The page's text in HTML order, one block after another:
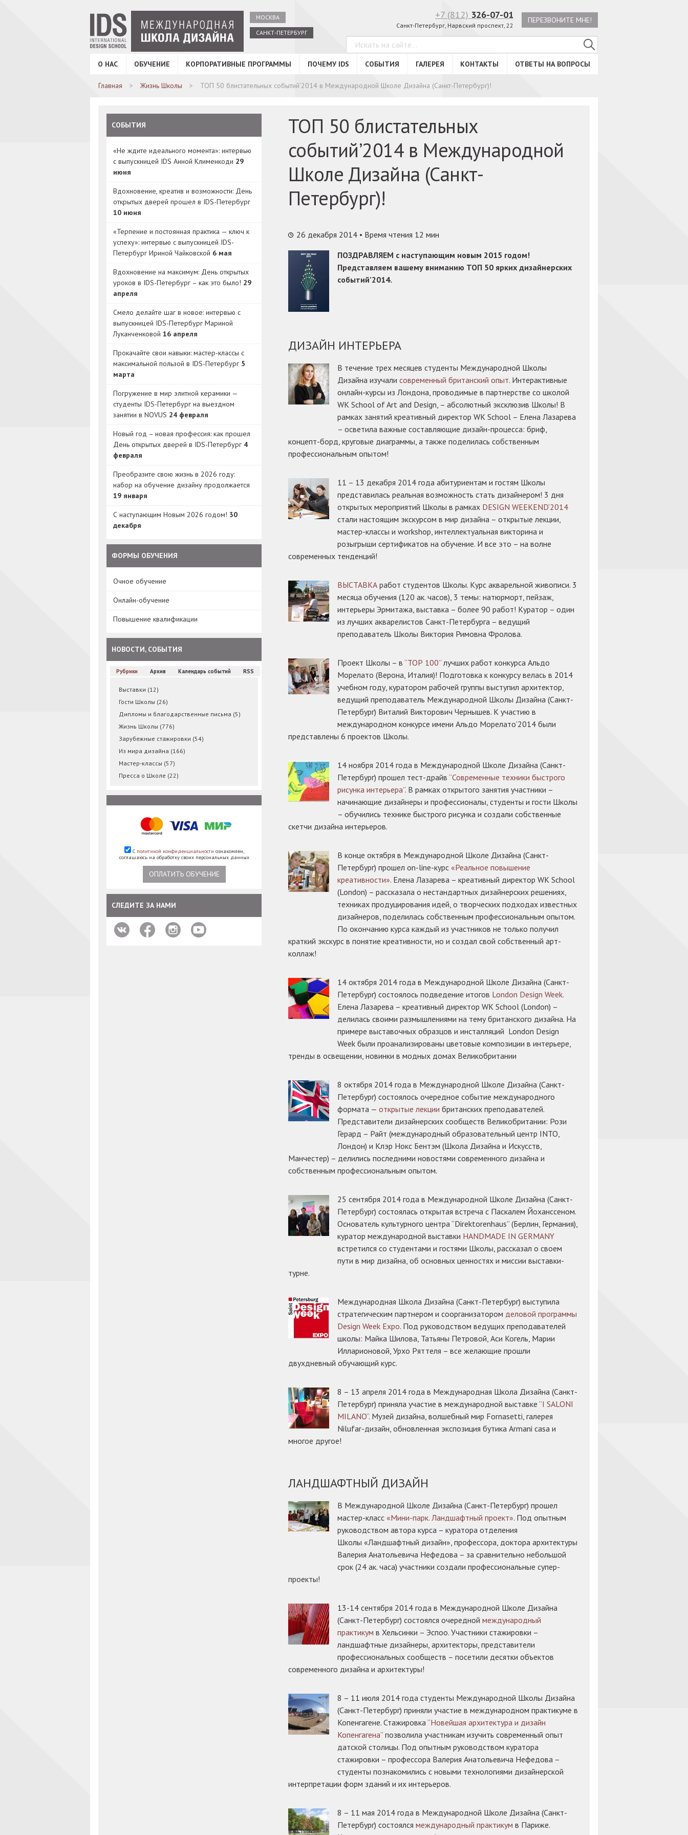
МОСКВА
САНКТ-ПЕТЕРБУРГ
+7 (812) 326-07-01
Санкт-Петербург, Нарвский проспект, 22
ПЕРЕЗВОНИТЕ МНЕ!
О НАС ОБУЧЕНИЕ КОРПОРАТИВНЫЕ ПРОГРАММЫ ПОЧЕМУ IDS СОБЫТИЯ ГАЛЕРЕЯ КОНТАКТЫ ОТВЕТЫ НА ВОПРОСЫ
Главная Жизнь Школы ТОП 50 блистательных событий'2014 в Международной Школе Дизайна (Санкт-Петербург)!
СОБЫТИЯ
«Не ждите идеального момента»: интервью
с выпускницей IDS Анной Клименкоди 29
июня
Вдохновение, креатив и возможности: День
открытых дверей прошел в IDS-Петербург
10 июня
«Терпение и постоянная практика — ключ к
успеху»: интервью с выпускницей IDS-
Петербург Ириной Чайковской 6 мая
Вдохновение на максимум: День открытых
уроков в IDS-Петербург – как это было! 29
апреля
Смело делайте шаг в новое: интервью с
выпускницей IDS-Петербург Мариной
Луканченковой 16 апреля
Прокачайте свои навыки: мастер-классы с
максимальной пользой в IDS-Петербург 5
марта
Погружение в мир элитной керамики —
студенты IDS-Петербург на выездном
занятии в NOVUS 24 февраля
Новый год – новая профессия: как прошел
День открытых дверей в IDS-Петербург 4
февраля
Преобразите свою жизнь в 2026 году:
набор на обучение дизайну продолжается
19 января
С наступающим Новым 2026 годом! 30
декабря
ФОРМЫ ОБУЧЕНИЯ
Очное обучение
Онлайн-обучение
Повышение квалификации
НОВОСТИ, СОБЫТИЯ
Рубрики Архив Календарь событий RSS
Выставки (12)
Гости Школы (26)
Дипломы и благодарственные письма (5)
Жизнь Школы (776)
Зарубежные стажировки (54)
Из мира дизайна (166)
Мастер-классы (57)
Пресса о Школе (22)
С политикой конфиденциальности ознакомлен,
соглашаюсь на обработку своих персональных данных
ОПЛАТИТЬ ОБУЧЕНИЕ
СЛЕДИТЕ ЗА НАМИ
ТОП 50 блистательных
событий’2014 в Международной
Школе Дизайна (Санкт-
Петербург)!
26 декабря 2014 • Время чтения 12 мин
ПОЗДРАВЛЯЕМ с наступающим новым 2015 годом!
Представляем вашему вниманию ТОП 50 ярких дизайнерских
событий’2014.
ДИЗАЙН ИНТЕРЬЕРА
В течение трех месяцев студенты Международной Школы
Дизайна изучали современный британский опыт. Интерактивные
онлайн-курсы из Лондона, проводимые в партнерстве со школой
WK School of Art and Design, – абсолютный эксклюзив Школы! В
рамках занятий креативный директор WK School – Елена Лазарева
– осветила важные составляющие дизайн-процесса: бриф,
концепт-борд, круговые диаграммы, а также поделилась собственным
профессиональным опытом!
11 – 13 декабря 2014 года абитуриентам и гостям Школы
представилась реальная возможность стать дизайнером! 3 дня
открытых мероприятий Школы в рамках DESIGN WEEKEND’2014
стали настоящим экскурсом в мир дизайна – открытые лекции,
мастер-классы и workshop, интеллектуальная викторина и
розыгрыши сертификатов на обучение. И все это – на волне
современных тенденций!
ВЫСТАВКАработ студентов Школы. Курс акварельной живописи. 3
месяца обучения (120 ак. часов), 3 темы: натюрморт, пейзаж,
интерьеры Эрмитажа, выставка – более 90 работ! Куратор – один
из лучших акварелистов Санкт-Петербурга – ведущий
преподаватель Школы Виктория Римовна Фролова.
Проект Школы – в “ТОР 100”лучших работ конкурса Альдо
Морелато (Верона, Италия)! Подготовка к конкурсу велась в 2014
учебном году, куратором рабочей группы выступил архитектор,
ведущий преподаватель Международной Школы Дизайна (Санкт-
Петербург) Виталий Викторович Чернышев. К участию в
международном конкурсе имени Альдо Морелато’2014 были
представлены 6 проектов Школы.
14 ноября 2014 года в Международной Школе Дизайна (Санкт-
Петербург) прошел тест-драйв “Современные техники быстрого
рисунка интерьера”. В рамках открытого занятия участники –
начинающие дизайнеры и профессионалы, студенты и гости Школы
– обучились технике быстрого рисунка и создали собственные
скетчи дизайна интерьеров.
В конце октября в Международной Школе Дизайна (Санкт-
Петербург) прошел on-line-курс «Реальное повышение
креативности». Елена Лазарева – креативный директор WK School
(London) – рассказала о нестандартных дизайнерских решениях,
техниках продуцирования идей, о творческих подходах известных
дизайнеров, поделилась собственным профессиональным опытом.
По окончанию курса каждый из участников не только получил
краткий экскурс в понятие креативности, но и создал свой собственный арт-
коллаж!
14 октября 2014 года в Международной Школе Дизайна (Санкт-
Петербург) состоялось подведение итогов London Design Week.
Елена Лазарева – креативный директор WK School (London) –
делилась своими размышлениями на тему британского дизайна. На
примере выставочных образцов и инсталляций London Design
Week были проанализированы цветовые композиции в интерьере,
тренды в освещении, новинки в модных домах Великобритании
8 октября 2014 года в Международной Школе Дизайна (Санкт-
Петербург) состоялось очередное событие международного
формата — открытые лекции британских преподавателей.
Представители дизайнерских сообществ Великобритании: Рози
Герард – Райт (международный образовательный центр INTO,
Лондон) и Клэр Нокс Бентэм (Школа Дизайна и Искусств,
Манчестер) – делились последними новостями современного дизайна и
собственным профессиональным опытом.
25 сентября 2014 года в Международной Школе Дизайна (Санкт-
Петербург) состоялась открытая встреча с Паскалем Йоханссеном.
Основатель культурного центра “Direktorenhaus” (Берлин, Германия),
куратор международной выставки HANDMADE IN GERMANY
встретился со студентами и гостями Школы, рассказал о своем
пути в мир дизайна, об основных ценностях и миссии выставки-
турне.
Международная Школа Дизайна (Санкт-Петербург) выступила
стратегическим партнером и соорганизатором деловой программы
Design Week Expo. Под руководством ведущих преподавателей
школы: Майка Шилова, Татьяны Петровой, Аси Когель, Марии
Илларионовой, Урхо Ряттеля – все желающие прошли
двухдневный обучающий курс.
8 – 13 апреля 2014 года в Международная Школа Дизайна (Санкт-
Петербург) приняла участие в международной выставке ”I SALONI
MILANO”. Музей дизайна, волшебный мир Fornasetti, галерея
Nilufar-дизайн, обновленная экспозиция бутика Armani casa и
многое другое!
ЛАНДШАФТНЫЙ ДИЗАЙН
В Международной Школе Дизайна (Санкт-Петербург) прошел
мастер-класс «Мини-парк. Ландшафтный проект». Под опытным
руководством автора курса – куратора отделения
Школы «Ландшафтный дизайн», профессора, доктора архитектуры
Валерия Анатольевича Нефедова – за сравнительно небольшой
срок (24 ак. часа) участники создали профессиональные супер-
проекты!
13-14 сентября 2014 года в Международной Школе Дизайна
(Санкт-Петербург) состоялся очередной международный
практикум в Хельсинки – Эспоо. Участники стажировки –
ландшафтные дизайнеры, архитекторы, представители
профессиональных сообществ – посетили десятки объектов
современного дизайна и архитектуры!
8 – 11 июля 2014 года студенты Международной Школы Дизайна
(Санкт-Петербург) приняли участие в международном практикуме в
Копенгагене. Стажировка“Новейшая архитектура и дизайн
Копенгагена”позволила участникам изучить современный опыт
датской столицы. Под опытным руководством куратора
стажировки – профессора Валерия Анатольевича Нефедова –
студенты познакомились с новыми технологиями дизайнерской
интерпретации форм зданий и их интерьеров.
8 – 11 мая 2014 года в Международной Школе Дизайна (Санкт-
Петербург) состоялся международный практикум в Париже.